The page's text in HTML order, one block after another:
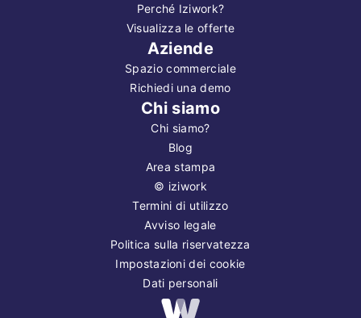
Perché Iziwork?
Visualizza le offerte
Aziende
Spazio commerciale
Richiedi una demo
Chi siamo
Chi siamo?
Blog
Area stampa
© iziwork
Termini di utilizzo
Avviso legale
Politica sulla riservatezza
Impostazioni dei cookie
Dati personali